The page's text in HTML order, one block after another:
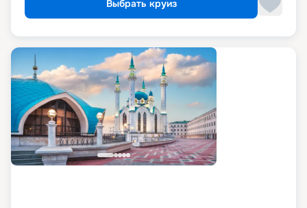
Выбрать круиз